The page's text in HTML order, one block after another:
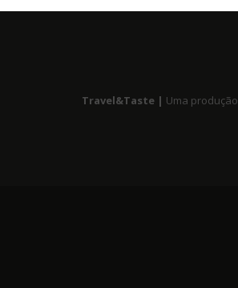
Travel&Taste | Uma produção